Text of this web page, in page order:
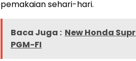
pemakaian sehari-hari.
Baca Juga : New Honda
PGM-FI